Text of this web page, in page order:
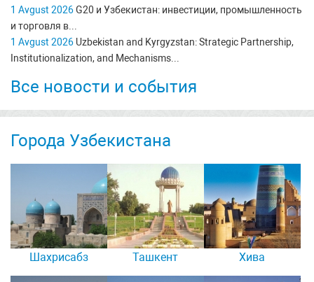
1 Avgust 2026G20 и Узбекистан: инвестиции, промышленность
и торговля в...
1 Avgust 2026 Uzbekistan and Kyrgyzstan: Strategic Partnership,
Institutionalization, and Mechanisms...
Все новости и события
Города Узбекистана
Шахрисабз Ташкент Хива